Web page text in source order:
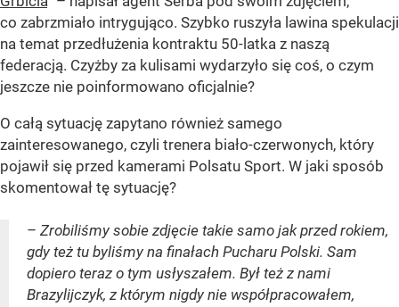
co zabrzmiało intrygująco. Szybko ruszyła lawina spekulacji
na temat przedłużenia kontraktu 50-latka z naszą
federacją. Czyżby za kulisami wydarzyło się coś, o czym
jeszcze nie poinformowano oficjalnie?
O całą sytuację zapytano również samego
zainteresowanego, czyli trenera biało-czerwonych, który
pojawił się przed kamerami Polsatu Sport. W jaki sposób
skomentował tę sytuację?
– Zrobiliśmy sobie zdjęcie takie samo jak przed rokiem,
gdy też tu byliśmy na finałach Pucharu Polski. Sam
dopiero teraz o tym usłyszałem. Był też z nami
Brazylijczyk, z którym nigdy nie współpracowałem,